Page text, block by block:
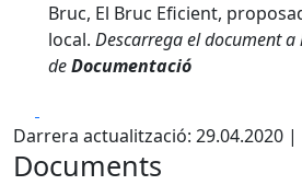
Bruc, El Bruc Eficient,
local. Descarrega el document
deDocumentació
Darrera actualització: 29.04.2020 |
Documents